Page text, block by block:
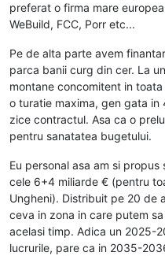
preferat o firma mare
WeBuild, FCC, Porr etc...
Pe de alta parte avem
parca banii curg din cer. La
montane concomitent in
o turatie maxima, gen gata in
zice contractul. Asa ca o
pentru sanatatea bugetului.
Eu personal asa am si
cele 6+4 miliarde € (pentru
Ungheni). Distribuit pe 20 de
ceva in zona in care putem
acelasi timp. Adica un 2025-
lucrurile, pare ca in 2035-